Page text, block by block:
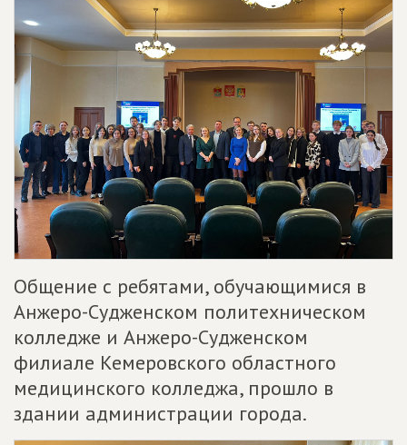
Общение с ребятами, обучающимися в
Анжеро-Судженском политехническом
колледже и Анжеро-Судженском
филиале Кемеровского областного
медицинского колледжа, прошло в
здании администрации города.